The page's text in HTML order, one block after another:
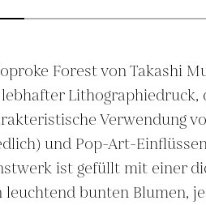
Forest von Takashi
Lithographiedruck,
Verwendung
und Pop-Art-
ist gefüllt mit einer
leuchtend bunten Blumen,